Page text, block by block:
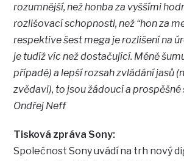
rozumnější, než honba za vyššími
rozlišovací schopnosti, než “hon za
respektive šest mega je rozlišení na
je tudíž víc než dostačující. Méně
případě) a lepší rozsah zvládání jasů
zvědavi), to jsou žádoucí a prospěšné
Ondřej Neff
Tisková zpráva Sony:
Společnost Sony uvádí na trh nový